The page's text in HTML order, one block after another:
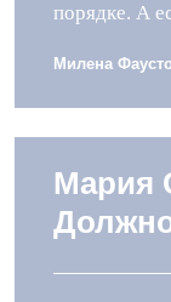
порядке. А
Милена
Мария